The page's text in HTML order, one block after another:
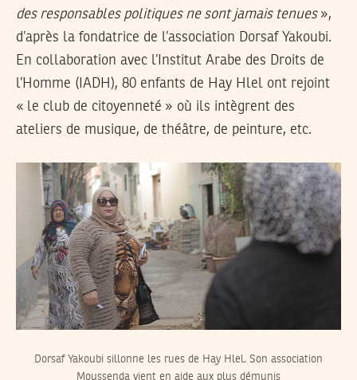
des responsables politiques ne sont jamais tenues»,
d’après la fondatrice de l’association Dorsaf Yakoubi.
En collaboration avec l’Institut Arabe des Droits de
l’Homme (IADH), 80 enfants de Hay Hlel ont rejoint
« le club de citoyenneté » où ils intègrent des
ateliers de musique, de théâtre, de peinture, etc.
Dorsaf Yakoubi sillonne les rues de Hay Hlel. Son association
Moussenda vient en aide aux plus démunis